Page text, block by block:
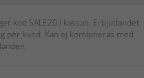
kod SALE20 i kassan. Erbjudandet
per kund. Kan ej kombineras med